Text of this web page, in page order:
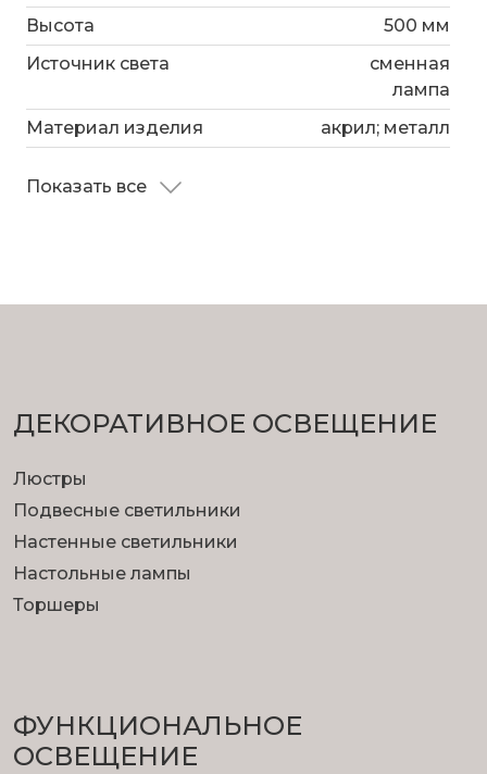
Высота
500 мм
Источник света
сменная
лампа
Материал изделия
акрил; металл
Показать все
ДЕКОРАТИВНОЕ ОСВЕЩЕНИЕ
Люстры
Подвесные светильники
Настенные светильники
Настольные лампы
Торшеры
ФУНКЦИОНА­ЛЬНОЕ
ОСВЕЩЕНИЕ